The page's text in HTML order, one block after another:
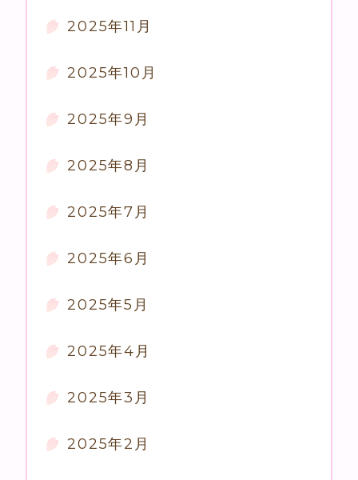
2025年11月
2025年10月
2025年9月
2025年8月
2025年7月
2025年6月
2025年5月
2025年4月
2025年3月
2025年2月